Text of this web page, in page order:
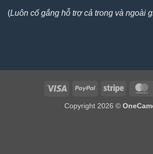
(Luôn cố gắng hỗ trợ cả trong và ngoài
Visa PayPal Stripe
Copyright 2026 ©